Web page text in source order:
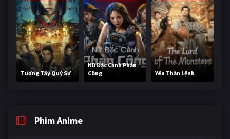
Tương Tây Quỷ Sự
Nữ Đặc Cảnh Phản
Công
Yêu Thần Lệnh
Phim Anime